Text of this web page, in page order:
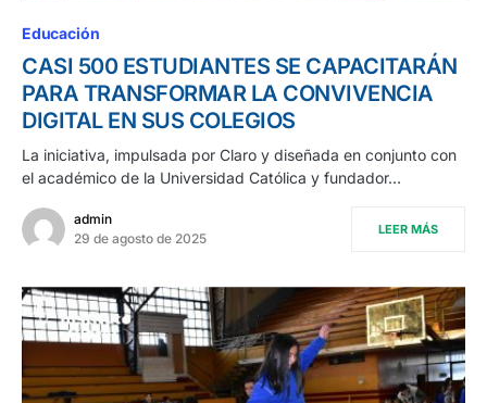
Educación
CASI 500 ESTUDIANTES SE CAPACITARÁN
PARA TRANSFORMAR LA CONVIVENCIA
DIGITAL EN SUS COLEGIOS
La iniciativa, impulsada por Claro y diseñada en conjunto con
el académico de la Universidad Católica y fundador…
admin
29 de agosto de 2025
LEER MÁS